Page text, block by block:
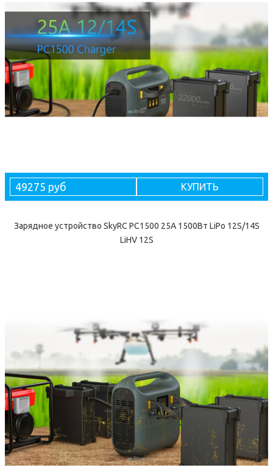
49275 руб КУПИТЬ
Зарядное устройство SkyRC PC1500 25А 1500Вт LiPo 12S/14S
LiHV 12S